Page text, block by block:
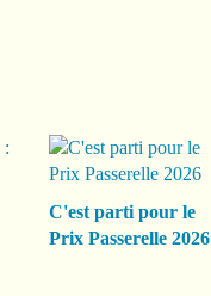
C'est parti pour le
Prix Passerelle 2026